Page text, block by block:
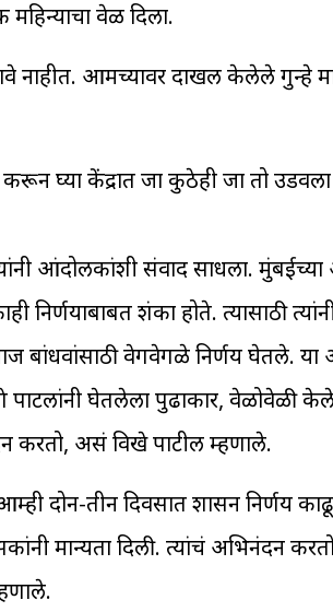
वेळ दिला.
आमच्यावर दाखल केलेले गुन्हे
करून घ्या केंद्रात जा कुठेही जा तो
यांनी आंदोलकांशी संवाद साधला.
शंका होते. त्यासाठी
बांधवांसाठी वेगवेगळे निर्णय घेतले. या
पाटलांनी घेतलेला पुढाकार, वेळोवेळी
करतो, असं विखे पाटील म्हणाले.
आम्ही दोन-तीन दिवसात शासन
मान्यता दिली. त्यांचं अभिनंदन